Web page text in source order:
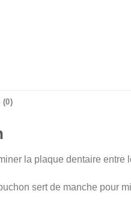
(0)
la plaque dentaire
sert de manche pour